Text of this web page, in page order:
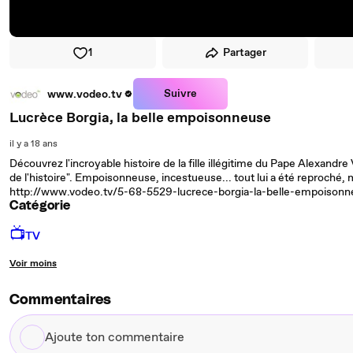
1 Partager
www.vodeo.tv Suivre
Lucrèce Borgia, la belle empoisonneuse
il y a 18 ans
Découvrez l'incroyable histoire de la fille illégitime du Pape
de l'histoire". Empoisonneuse, incestueuse... tout lui a été reproché,
http://www.vodeo.tv/5-68-5529-lucrece-borgia-la-belle-
Catégorie
📺TV
Voir moins
Commentaires
Ajoute